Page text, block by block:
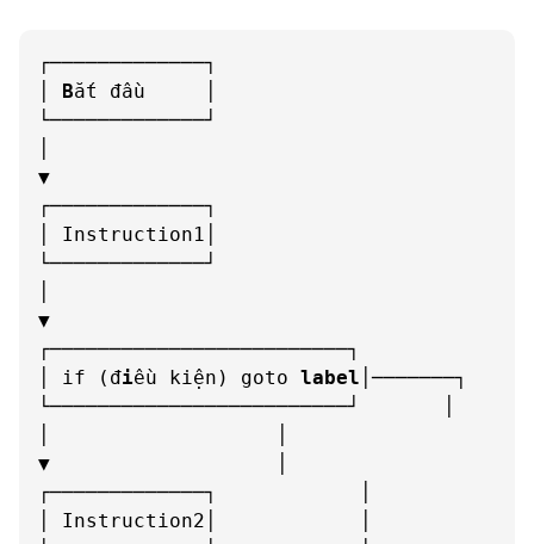
┌─────────────┐
Bắt đầu     │
└─────────────┘
▼
┌─────────────┐
│ Instruction1│
└─────────────┘
▼
┌─────────────────────────┐
│ if (điều kiện) goto label │───────┐
└─────────────────────────┘       │
▼                   │
┌─────────────┐            │
│ Instruction2│            │